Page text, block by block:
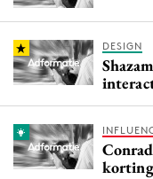
DESIGN